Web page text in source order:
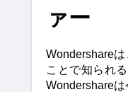
ァー
Wondershare
ことで知られ
Wondershareは